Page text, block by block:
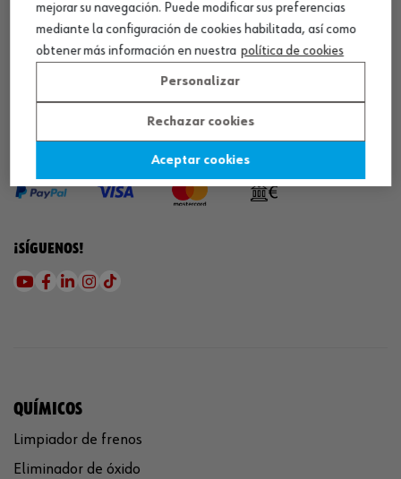
¡DESCARGA NUESTRA APP!
MÉTODOS DE PAGO
¡SÍGUENOS!
QUÍMICOS
Limpiador de frenos
Eliminador de óxido
mejorar su navegación. Puede modificar sus preferencias
mediante la configuración de cookies habilitada, así como
obtener más información en nuestra política de cookies
Personalizar
Rechazar cookies
Aceptar cookies